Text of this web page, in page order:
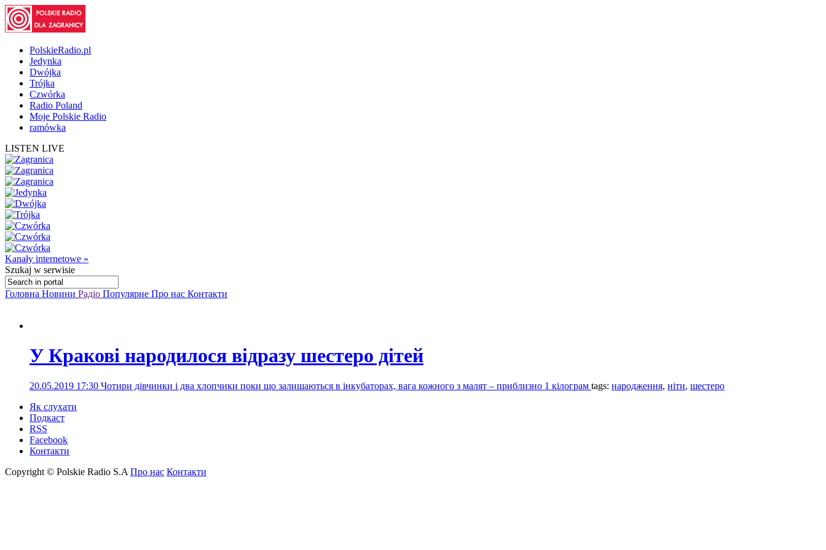
PolskieRadio.pl
Jedynka
Dwójka
Trójka
Czwórka
Radio Poland
Moje Polskie Radio
ramówka
LISTEN LIVE
Kanały internetowe »
Szukaj w serwisie
Головна Новини Радіо Популярне Про нас Контакти
У Кракові народилося відразу шестеро дітей
20.05.2019 17:30 Чотири дівчинки і два хлопчики поки що залишаються в інкубаторах, вага кожного з малят – приблизно 1 кілограм tags: народження, ніти, шестеро
Як слухати
Подкаст
RSS
Facebook
Контакти
Copyright © Polskie Radio S.A Про нас Контакти